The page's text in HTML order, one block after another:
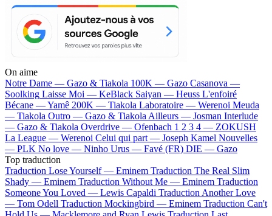
On aime
Notre Dame — Gazo & Tiakola 100K — Gazo Casanova —
Soolking Laisse Moi — KeBlack Saiyan — Heuss L'enfoiré
Bécane —Yamê 200K — Tiakola Laboratoire — Werenoi Meuda
— Tiakola Outro — Gazo & Tiakola Ailleurs — Josman Interlude
— Gazo & Tiakola Overdrive — Ofenbach 1 2 3 4 — ZOKUSH
La League — Werenoi Celui qui part — Joseph Kamel Nouvelles
— PLK No love — Ninho Urus — Favé (FR) DIE — Gazo
Top traduction
Traduction Lose Yourself — Eminem Traduction The Real Slim
Shady — Eminem Traduction Without Me — Eminem Traduction
Someone You Loved — Lewis Capaldi Traduction Another Love
— Tom Odell Traduction Mockingbird — Eminem Traduction Can't